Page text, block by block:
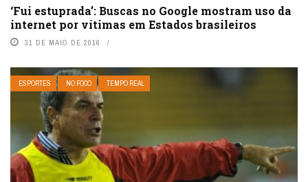
‘Fui estuprada’: Buscas no Google mostram uso da
internet por vítimas em Estados brasileiros
31 DE MAIO DE 2016
ESPORTES NO FOCO TEMPO REAL